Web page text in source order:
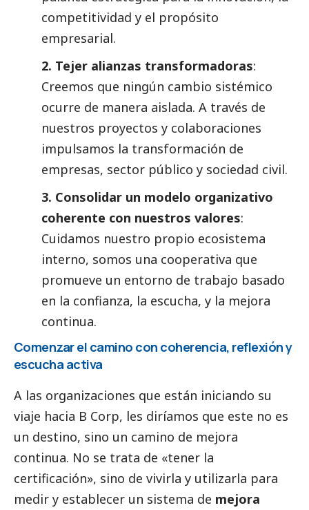
competitividad y el propósito
empresarial.
2. Tejer alianzas transformadoras:
Creemos que ningún cambio sistémico
ocurre de manera aislada. A través de
nuestros proyectos y colaboraciones
impulsamos la transformación de
empresas, sector público y sociedad civil.
3. Consolidar un modelo organizativo
coherente con nuestros valores:
Cuidamos nuestro propio ecosistema
interno, somos una cooperativa que
promueve un entorno de trabajo basado
en la confianza, la escucha, y la mejora
continua.
Comenzar el camino con coherencia, reflexión y
escucha activa
A las organizaciones que están iniciando su
viaje hacia B Corp, les diríamos que este no es
un destino, sino un camino de mejora
continua. No se trata de «tener la
certificación», sino de vivirla y utilizarla para
medir y establecer un sistema de mejora